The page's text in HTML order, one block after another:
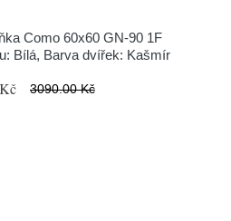
Como 60x60 GN-90 1F
Bílá, Barva dvířek: Kašmír
3090.00 Kč